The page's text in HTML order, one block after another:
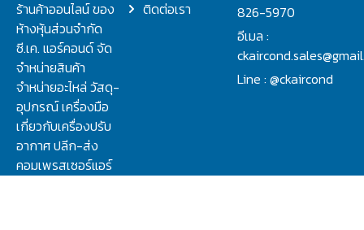
ร้านค้าออนไลน์ ของ
ห้างหุ้นส่วนจำกัด
ซี.เค. แอร์คอนด์ จัด
จำหน่ายสินค้า
จำหน่ายอะไหล่ วัสดุ-
อุปกรณ์ เครื่องมือ
เกี่ยวกับเครื่องปรับ
อากาศ ปลีก-ส่ง
คอมเพรสเซอร์แอร์
ติดต่อเรา
826-5970
อีเมล :
Line : @ckaircond